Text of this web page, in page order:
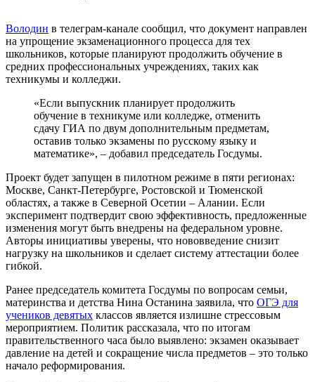
Володин в телеграм-канале сообщил, что документ направлен
на упрощение экзаменационного процесса для тех
школьников, которые планируют продолжить обучение в
средних профессиональных учреждениях, таких как
техникумы и колледжи.
«Если выпускник планирует продолжить
обучение в техникуме или колледже, отменить
сдачу ГИА по двум дополнительным предметам,
оставив только экзамены по русскому языку и
математике», – добавил председатель Госдумы.
Проект будет запущен в пилотном режиме в пяти регионах:
Москве, Санкт-Петербурге, Ростовской и Тюменской
областях, а также в Северной Осетии – Алании. Если
эксперимент подтвердит свою эффективность, предложенные
изменения могут быть внедрены на федеральном уровне.
Авторы инициативы уверены, что нововведение снизит
нагрузку на школьников и сделает систему аттестации более
гибкой.
Ранее председатель комитета Госдумы по вопросам семьи,
материнства и детства Нина Останина заявила, что ОГЭ для
учеников девятых классов является излишне стрессовым
мероприятием. Политик рассказала, что по итогам
правительственного часа было выявлено: экзамен оказывает
давление на детей и сокращение числа предметов – это только
начало реформирования.